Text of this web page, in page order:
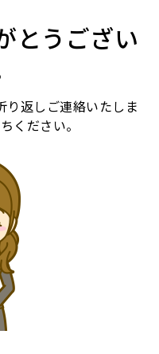
とうござい
り返しご連絡いたしま
ください。